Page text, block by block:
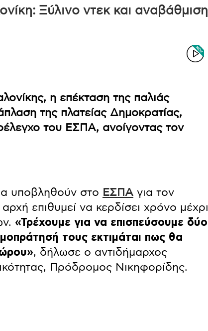
Ξύλινο ντεκ και αναβάθμιση
η επέκταση της παλιάς
της πλατείας Δημοκρατίας,
του ΕΣΠΑ, ανοίγοντας τον
υποβληθούν στο ΕΣΠΑ για τον
επιθυμεί να κερδίσει χρόνο μέχρι
«Τρέχουμε για να επισπεύσουμε δύο
τους εκτιμάται πως θα
, δήλωσε ο αντιδήμαρχος
Πρόδρομος Νικηφορίδης.